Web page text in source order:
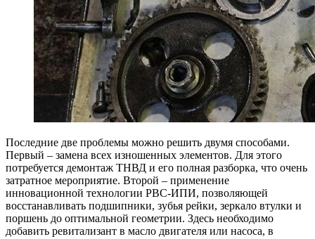
Последние две проблемы можно решить двумя способами.
Первый – замена всех изношенных элементов. Для этого
потребуется демонтаж ТНВД и его полная разборка, что очень
затратное мероприятие. Второй – применение
инновационной технологии РВС-ИПИ, позволяющей
восстанавливать подшипники, зубья рейки, зеркало втулки и
поршень до оптимальной геометрии. Здесь необходимо
добавить ревитализант в масло двигателя или насоса, в